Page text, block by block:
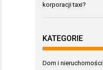
korporacji taxi?
KATEGORIE
Dom i nieruchomości